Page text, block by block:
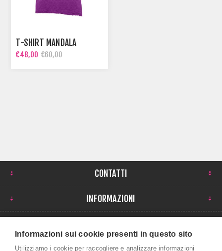
T-SHIRT MANDALA
€48,00 €60,00
CONTATTI
INFORMAZIONI
Informazioni sui cookie presenti in questo sito
Utilizziamo i cookie per raccogliere e analizzare informazioni